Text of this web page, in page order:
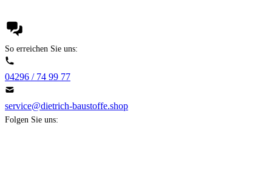
So erreichen Sie uns:
04296 / 74 99 77
service@dietrich-baustoffe.shop
Folgen Sie uns: